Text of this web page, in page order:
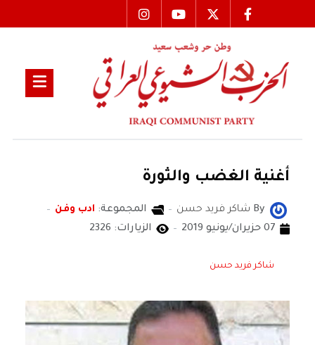
أغنية الغضب والثورة
By شاكر فريد حسن المجموعة: ادب وفن
07 حزيران/يونيو 2019
الزيارات: 2326
شاكر فريد حسن